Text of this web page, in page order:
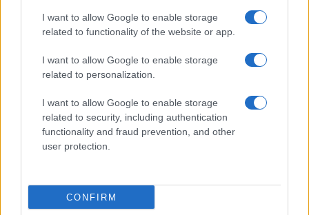
I want to allow Google to enable storage
related to functionality of the website or app.
I want to allow Google to enable storage
related to personalization.
I want to allow Google to enable storage
related to security, including authentication
functionality and fraud prevention, and other
user protection.
CONFIRM
EZ-ULTIMO
Golden Marker Awards 2018-2019 Groupe Renault
Προηγούμενο άρθρο
της